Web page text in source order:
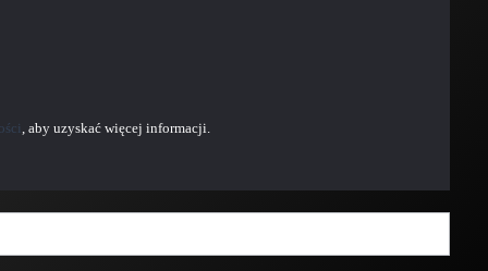
, aby uzyskać więcej informacji.